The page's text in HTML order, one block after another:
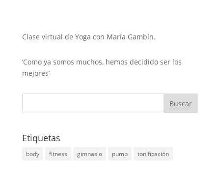
Clase virtual de Yoga con María Gambín.
‘Como ya somos muchos, hemos decidido ser los
mejores’
Etiquetas
body fitness gimnasio pump tonificación